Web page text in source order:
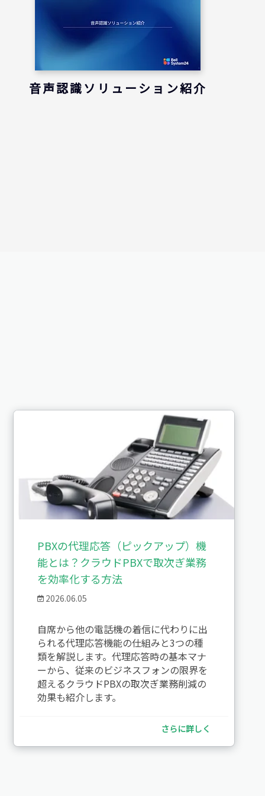
音声認識ソリューション紹介
PBXの代理応答（ピックアップ）機
能とは？クラウドPBXで取次ぎ業務
を効率化する方法
2026.06.05
自席から他の電話機の着信に代わりに出
られる代理応答機能の仕組みと3つの種
類を解説します。代理応答時の基本マナ
ーから、従来のビジネスフォンの限界を
超えるクラウドPBXの取次ぎ業務削減の
効果も紹介します。
さらに詳しく